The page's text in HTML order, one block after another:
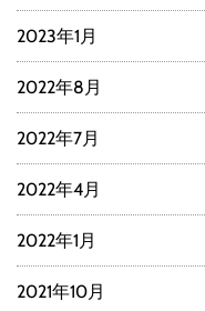
2023年1月
2022年8月
2022年7月
2022年4月
2022年1月
2021年10月